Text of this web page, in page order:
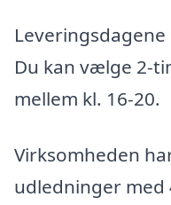
Du kan vælge 2-
mellem kl. 16-20.
Virksomheden
udledninger med